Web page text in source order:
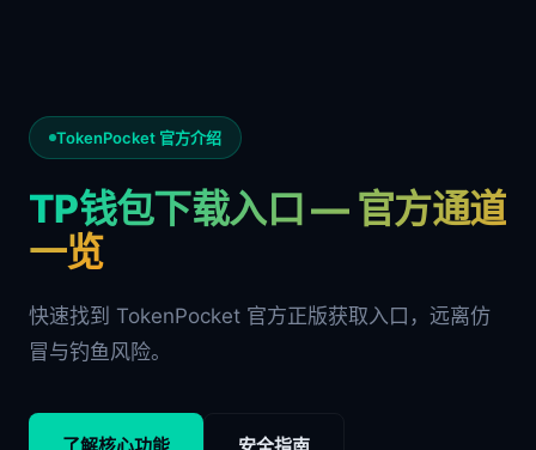
TokenPocket 官方介绍
TP钱包下载入口 — 官方通道
一览
快速找到 TokenPocket 官方正版获取入口，远离仿
冒与钓鱼风险。